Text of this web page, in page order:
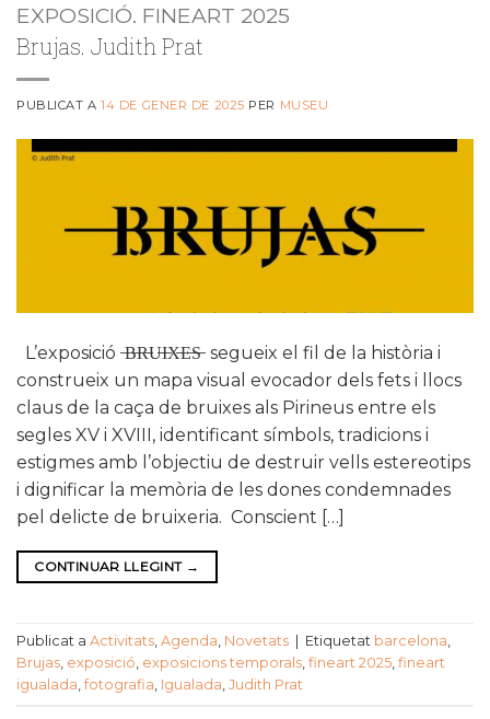
EXPOSICIÓ. FINEART 2025
Brujas. Judith Prat
PUBLICAT A14 DE GENER DE 2025 PER MUSEU
L’exposició ̶B̶R̶U̶I̶X̶E̶S̶ segueix el fil de la història i
construeix un mapa visual evocador dels fets i llocs
claus de la caça de bruixes als Pirineus entre els
segles XV i XVIII, identificant símbols, tradicions i
estigmes amb l’objectiu de destruir vells estereotips
i dignificar la memòria de les dones condemnades
pel delicte de bruixeria. Conscient […]
CONTINUAR LLEGINT →
Publicat a Activitats, Agenda, Novetats Etiquetat barcelona,
Brujas, exposició, exposicions temporals, fineart 2025, fineart
igualada, fotografia, Igualada, Judith Prat